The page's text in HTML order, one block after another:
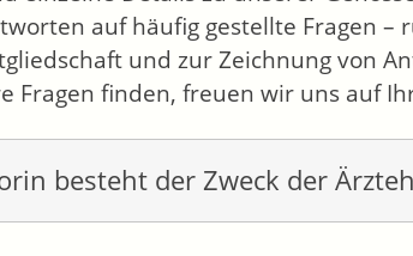
auf häufig gestellte Fragen –
und zur Zeichnung von
Fragen finden, freuen wir uns auf
besteht der Zweck der